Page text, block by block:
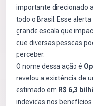
importante direcionado
todo o Brasil. Esse
grande escala que
que diversas pessoas
perceber.
O nome dessa ação é
revelou a existência de
estimado em R$ 6,3
indevidas nos benefícios